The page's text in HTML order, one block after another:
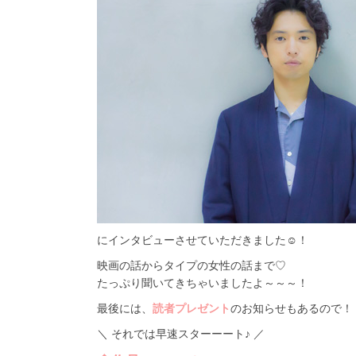
にインタビューさせていただきました☺！
映画の話からタイプの女性の話まで♡
たっぷり聞いてきちゃいましたよ～～～！
最後には、 読者プレゼントのお知らせもあるので！
＼ それでは早速スターーート♪ ／